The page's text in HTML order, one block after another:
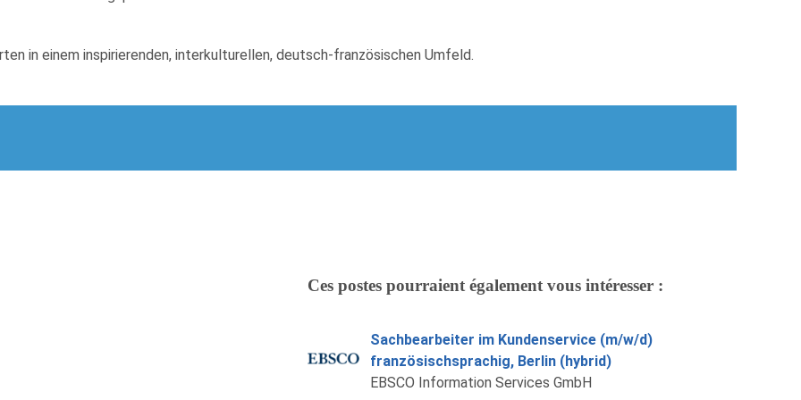
in einem inspirierenden, interkulturellen, deutsch-französischen Umfeld.
Ces postes pourraient également vous intéresser :
Sachbearbeiter im Kundenservice (m/w/d)
französischsprachig, Berlin (hybrid)
EBSCO Information Services GmbH